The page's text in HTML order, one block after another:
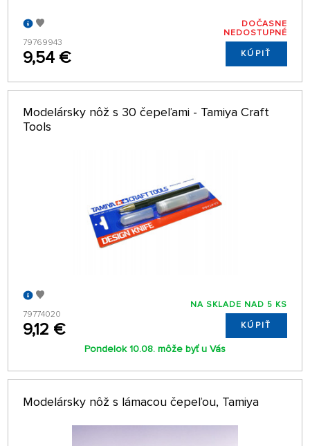
79769943
9,54 €
DOČASNE
NEDOSTUPNÉ
KÚPIŤ
Modelársky nôž s 30 čepeľami - Tamiya Craft
Tools
79774020
9,12 €
NA SKLADE NAD 5 KS
KÚPIŤ
Pondelok 10.08. môže byť u Vás
Modelársky nôž s lámacou čepeľou, Tamiya